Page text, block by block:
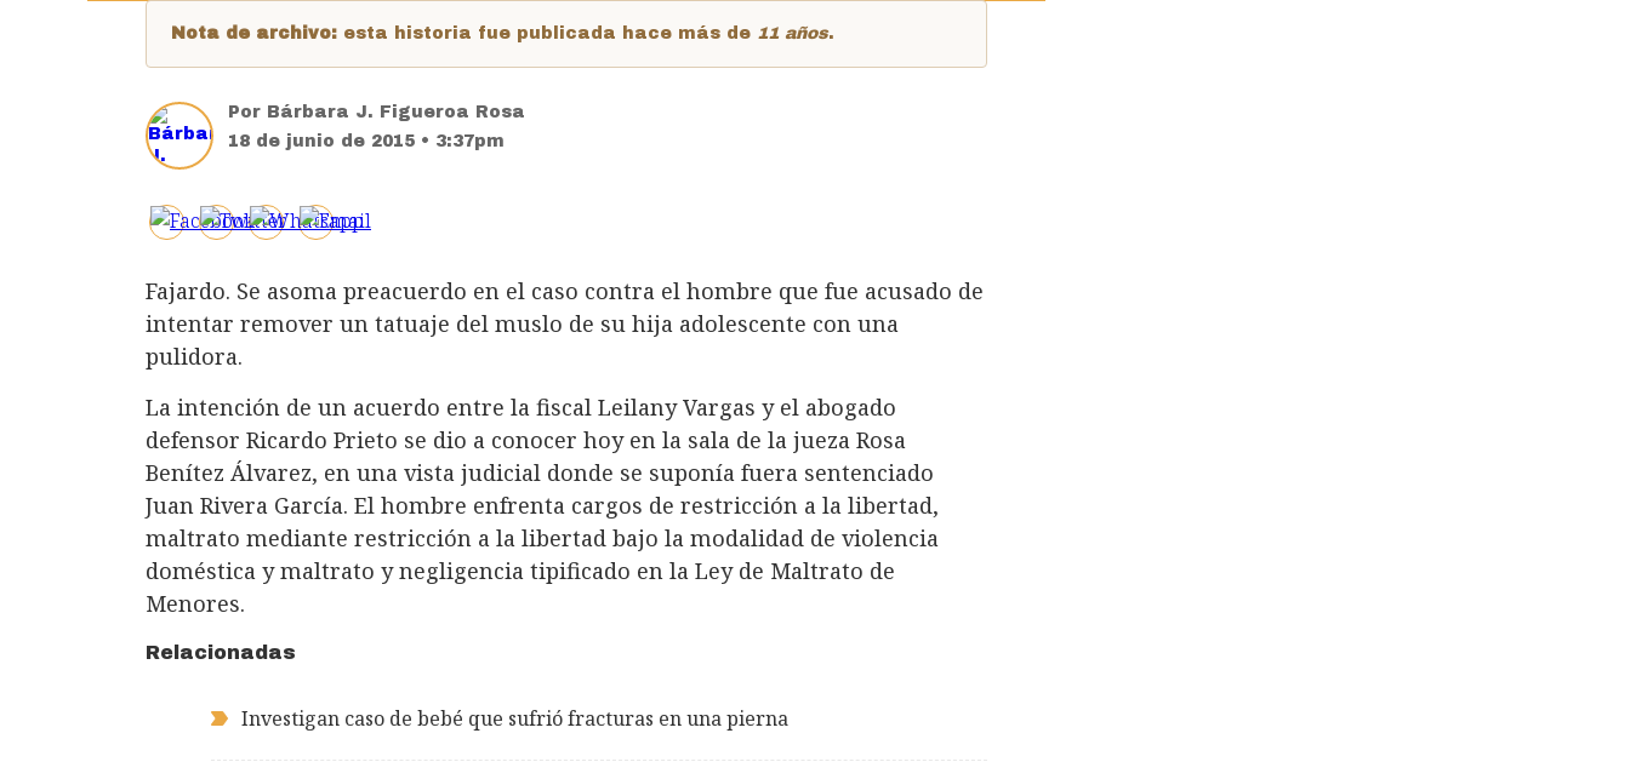
Nota de archivo: esta historia fue publicada hace más de 11 años.
Por Bárbara J. Figueroa Rosa
18 de junio de 2015 • 3:37pm
Fajardo. Se asoma preacuerdo en el caso contra el hombre que fue acusado de
intentar remover un tatuaje del muslo de su hija adolescente con una
pulidora.
La intención de un acuerdo entre la fiscal Leilany Vargas y el abogado
defensor Ricardo Prieto se dio a conocer hoy en la sala de la jueza Rosa
Benítez Álvarez, en una vista judicial donde se suponía fuera sentenciado
Juan Rivera García. El hombre enfrenta cargos de restricción a la libertad,
maltrato mediante restricción a la libertad bajo la modalidad de violencia
doméstica y maltrato y negligencia tipificado en la Ley de Maltrato de
Menores.
Relacionadas
Investigan caso de bebé que sufrió fracturas en una pierna